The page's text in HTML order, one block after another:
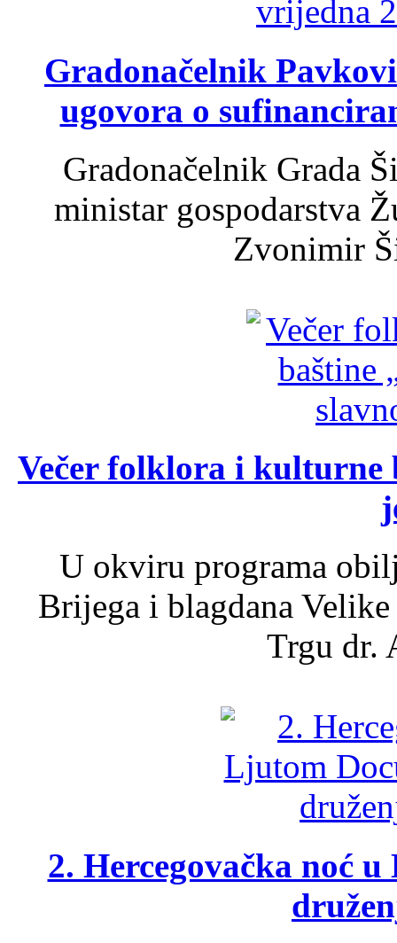
Gradonačelnik
ugovora o
Gradonačelnik Grada
ministar gospodarstva
Zvonimir
Večer folklora i kulturne
U okviru programa
Brijega i blagdana
Trgu dr.
2. Hercegovačka noć